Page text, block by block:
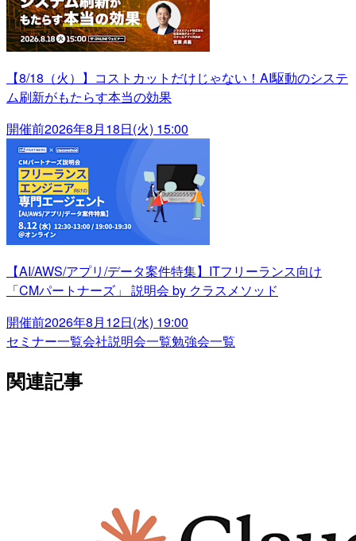
【8/18（火）】コストカットだけじゃない！AI駆動のシステ
ム刷新がもたらす本当の効果
開催前2026年8月18日(火) 15:00
【AI/AWS/アプリ/データ案件特集】ITフリーランス向け
「CMパートナーズ」 説明会 by クラスメソッド
開催前2026年8月12日(水) 19:00
セミナー一覧会社説明会一覧勉強会一覧
関連記事